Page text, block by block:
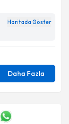
Haritada Göster
Daha Fazla